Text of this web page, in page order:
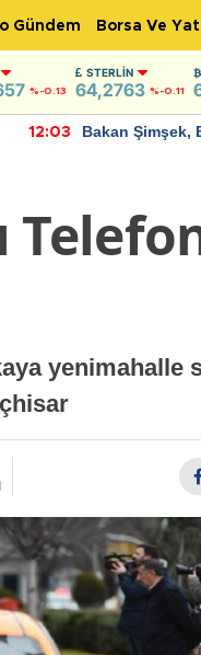
Gündem Borsa Ve
%-0.13
STERLIN
64,2763 %-0.11
12:03
Bakan Şimşek,
yenimahalle